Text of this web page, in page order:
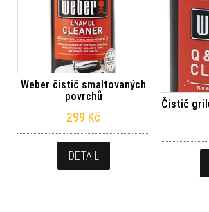
Weber čistič smaltovaných
povrchů
299 Kč
DETAIL
Čistič